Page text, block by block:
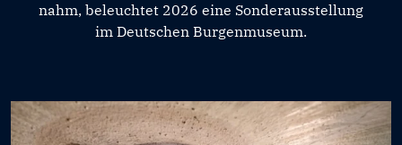
nahm, beleuchtet 2026 eine Sonderausstellung
im Deutschen Burgenmuseum.